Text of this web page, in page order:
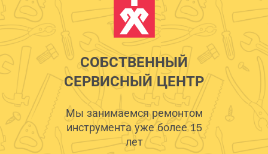
СОБСТВЕННЫЙ
СЕРВИСНЫЙ ЦЕНТР
Мы занимаемся ремонтом
инструмента уже более 15
лет